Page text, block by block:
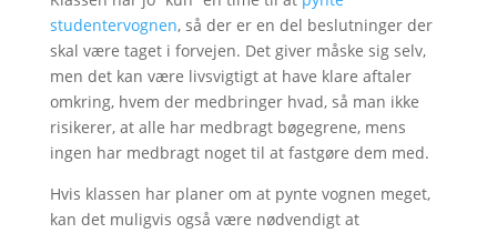
studentervognen, så der er en del beslutninger der
skal være taget i forvejen. Det giver måske sig selv,
men det kan være livsvigtigt at have klare aftaler
omkring, hvem der medbringer hvad, så man ikke
risikerer, at alle har medbragt bøgegrene, mens
ingen har medbragt noget til at fastgøre dem med.
Hvis klassen har planer om at pynte vognen meget,
kan det muligvis også være nødvendigt at